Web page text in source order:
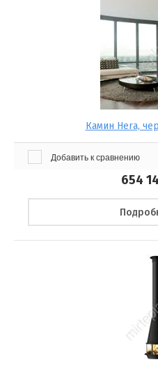
Камин Hera,
Добавить к сравнению
654